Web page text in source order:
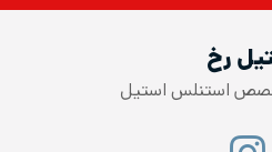
رخ
استنلس استیل